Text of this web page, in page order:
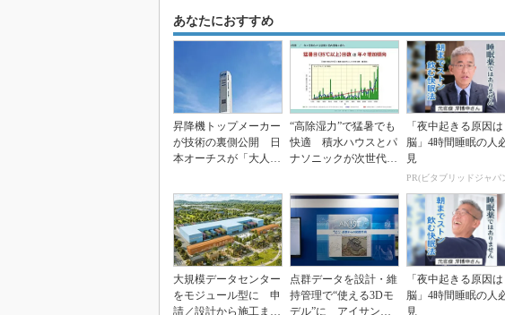
あなたにおすすめ
昇降機トップメーカー
が技術の裏側公開 日
本オーチスが「大人の
“高除湿力”で猛暑でも
快適 積水ハウスとパ
ナソニックが次世代空
「夜中起きる原因は
脳」4時間睡眠の人
見
PR(ビタブリッドジャパ
大規模データセンター
をモジュール型に 申
請／設計から施工まで
点群データを設計・維
持管理で“使える3Dモ
デル”に アイサンテ
「夜中起きる原因は
脳」4時間睡眠の人
見